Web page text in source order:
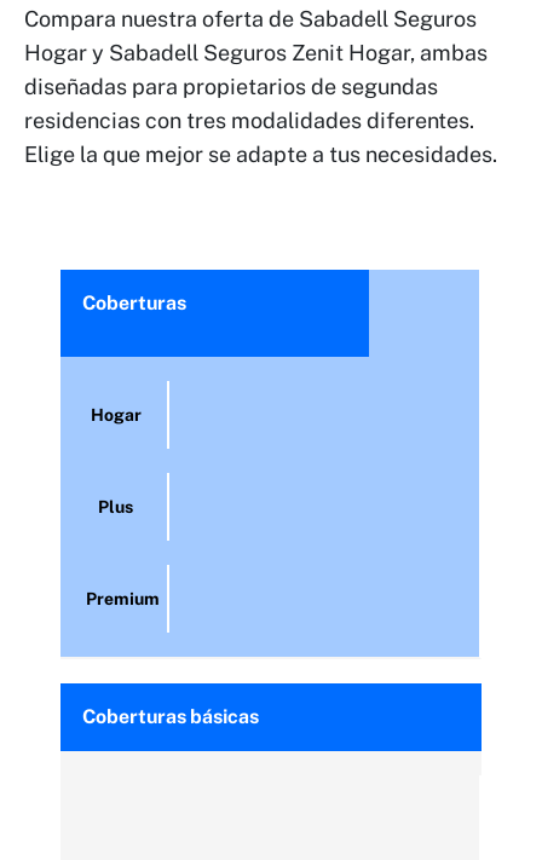
Compara nuestra oferta de Sabadell Seguros
Hogar y Sabadell Seguros Zenit Hogar, ambas
diseñadas para propietarios de segundas
residencias con tres modalidades diferentes.
Elige la que mejor se adapte a tus necesidades.
Coberturas
Hogar
Plus
Premium
Coberturas básicas